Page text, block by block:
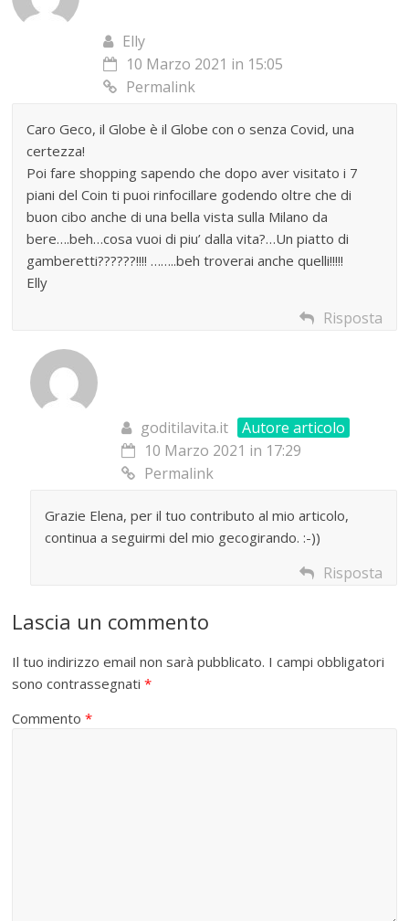
Elly
10 Marzo 2021 in 15:05
Permalink
Caro Geco, il Globe è il Globe con o senza Covid, una
certezza!
Poi fare shopping sapendo che dopo aver visitato i 7
piani del Coin ti puoi rinfocillare godendo oltre che di
buon cibo anche di una bella vista sulla Milano da
bere….beh…cosa vuoi di piu’ dalla vita?…Un piatto di
gamberetti??????!!!! ……..beh troverai anche quelli!!!!!
Elly
Risposta
goditilavita.it
Autore articolo
10 Marzo 2021 in 17:29
Permalink
Grazie Elena, per il tuo contributo al mio articolo,
continua a seguirmi del mio gecogirando. :-))
Risposta
Lascia un commento
Il tuo indirizzo email non sarà pubblicato. I campi obbligatori
sono contrassegnati*
Commento*